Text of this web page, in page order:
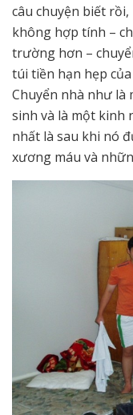
câu chuyện biết
không hợp tính –
trường hơn –
túi tiền hạn hẹp
Chuyển nhà như là
sinh và là một kinh
nhất là sau khi nó
xương máu và